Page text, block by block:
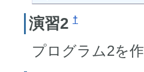
演習2 †
プログラム2を